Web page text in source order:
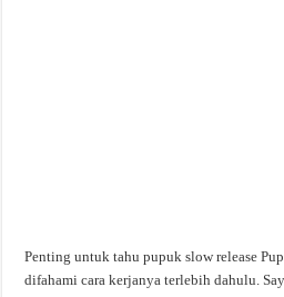
Penting untuk tahu pupuk slow release
difahami cara kerjanya terlebih dahulu.